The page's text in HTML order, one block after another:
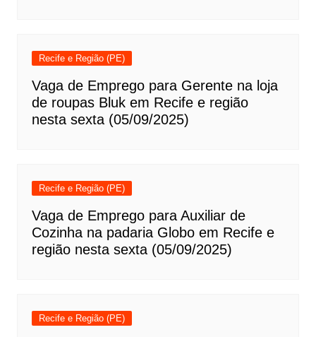
Recife e Região (PE)
Vaga de Emprego para Gerente na loja
de roupas Bluk em Recife e região
nesta sexta (05/09/2025)
Recife e Região (PE)
Vaga de Emprego para Auxiliar de
Cozinha na padaria Globo em Recife e
região nesta sexta (05/09/2025)
Recife e Região (PE)